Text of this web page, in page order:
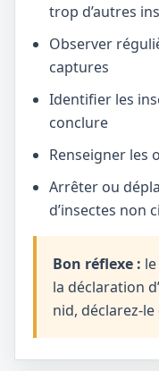
trop d’autres
Observer
captures
Identifier les
conclure
Renseigner les
Arrêter ou
d’insectes non
Bon réflexe :
la déclaration
nid, déclarez-